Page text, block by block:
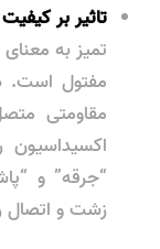
تاثیر بر
تمیز به
مفتول است.
مقاومتی
“جرقه” و
زشت و